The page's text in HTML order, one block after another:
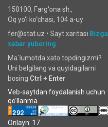
150100, Farg'ona sh.,
Oq yo'l ko‘chаsi, 104 a-uy
fer@stat.uz • Sayt xaritasi Bizga
xabar yuboring
Ma`lumotda xato topdingizmi?
Uni belgilang va quyidagilarni
bosing Ctrl + Enter
Veb-saytdan foydalanish uchun
qo'llanma
Onlayn: 17